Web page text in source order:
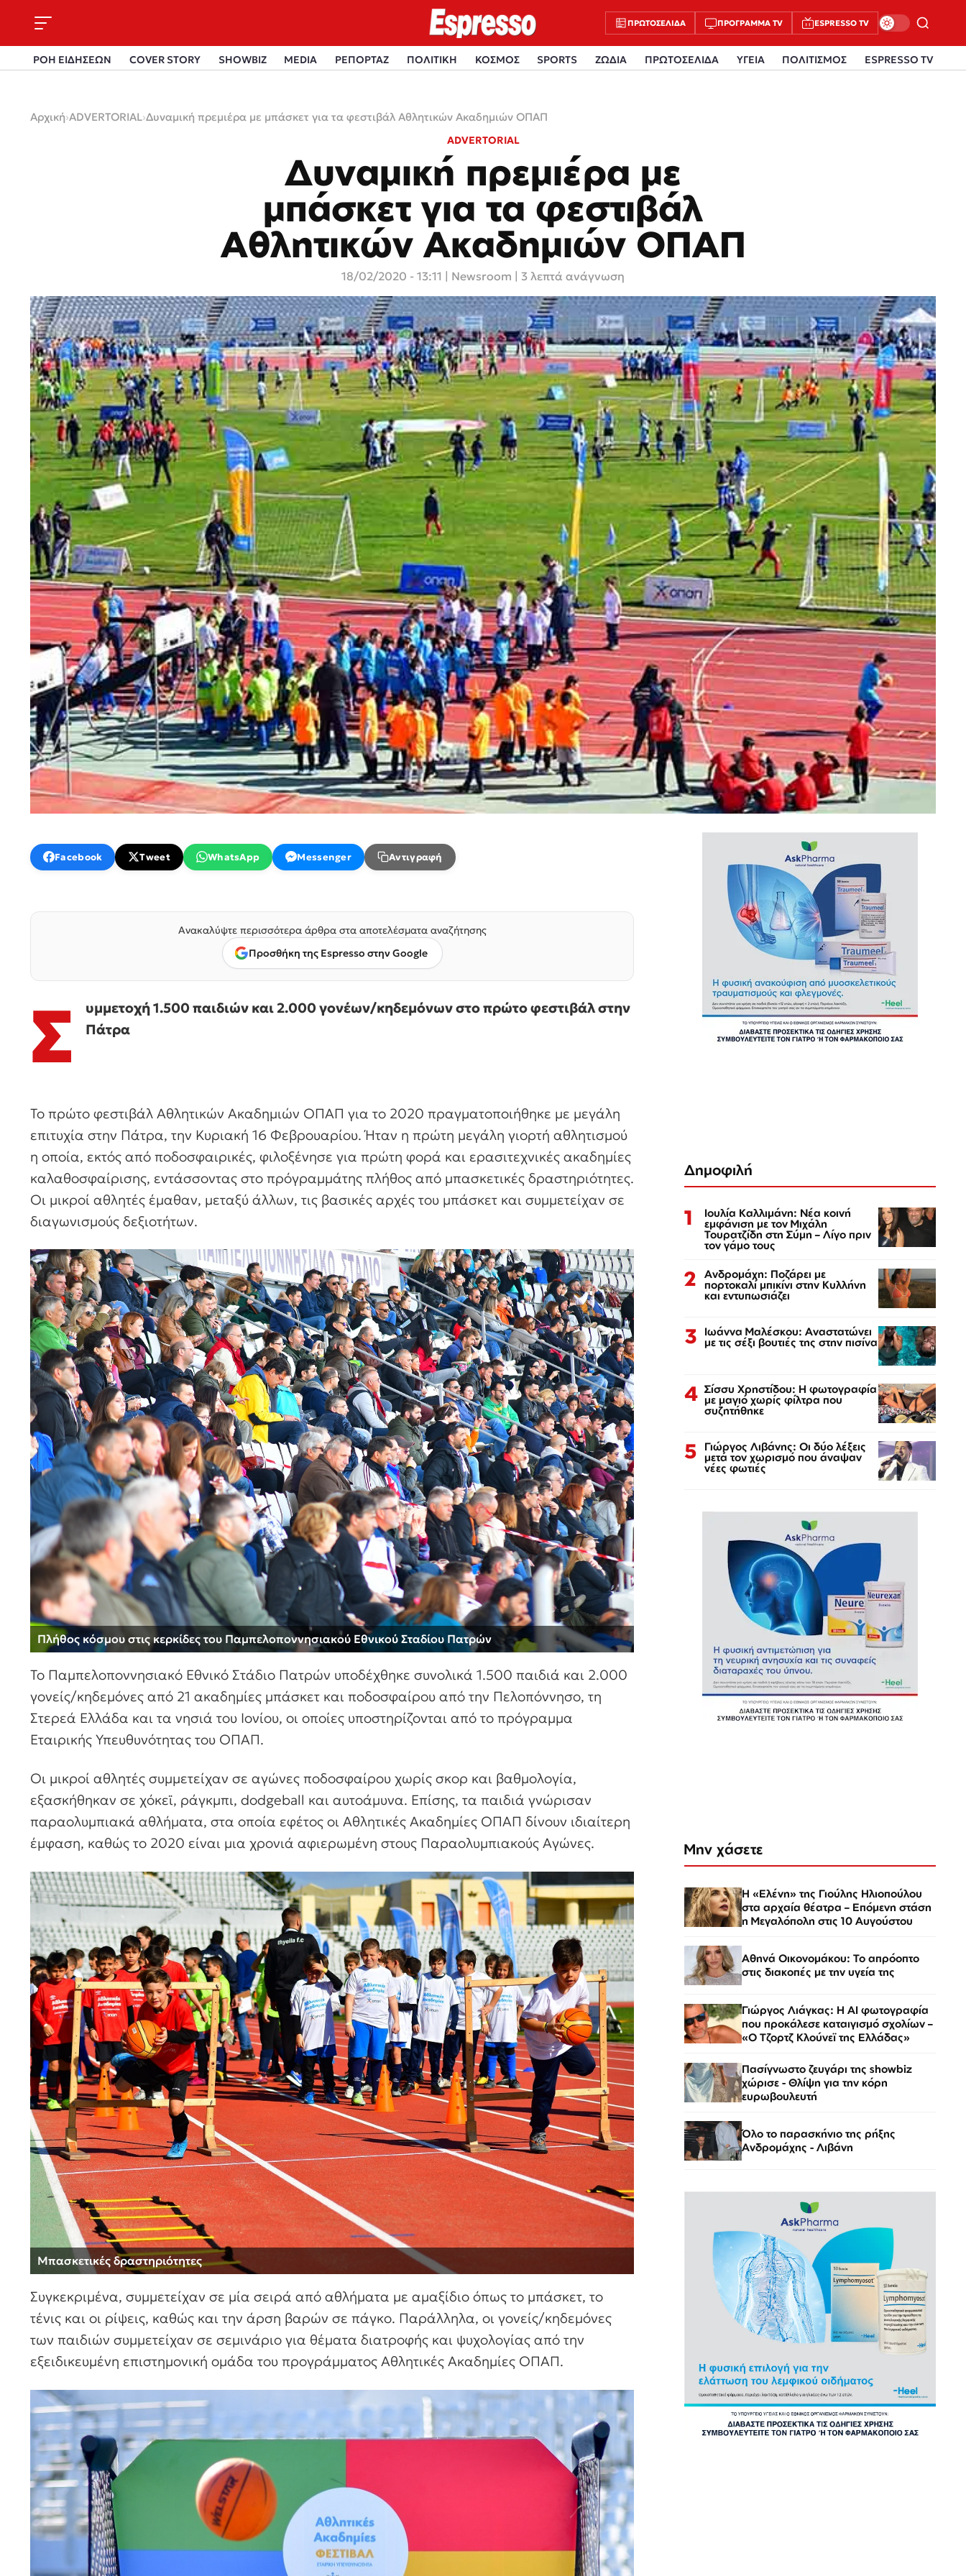
ΠΡΩΤΟΣΈΛΙΔΑ ΠΡΌΓΡΑΜΜΑ TV ESPRESSO TV
ΡΟΗ ΕΙΔΗΣΕΩΝ COVER STORY SHOWBIZ MEDIA ΡΕΠΟΡΤΑΖ ΠΟΛΙΤΙΚΗ ΚΟΣΜΟΣ SPORTS ΖΩΔΙΑ ΠΡΩΤΟΣΕΛΙΔΑ ΥΓΕΙΑ ΠΟΛΙΤΙΣΜΟΣ ESPRESSO TV
Αρχική›ADVERTORIAL›Δυναμική πρεμιέρα με μπάσκετ για τα φεστιβάλ Αθλητικών Ακαδημιών ΟΠΑΠ
ADVERTORIAL
Δυναμική πρεμιέρα με
μπάσκετ για τα φεστιβάλ
Αθλητικών Ακαδημιών ΟΠΑΠ
18/02/2020 - 13:11 Newsroom | 3 λεπτά ανάγνωση
Facebook Tweet WhatsApp Messenger Αντιγραφή
Ανακαλύψτε περισσότερα άρθρα στα αποτελέσματα αναζήτησης
Προσθήκη της Espresso στην Google
Σ
υμμετοχή 1.500 παιδιών και 2.000 γονέων/κηδεμόνων στο πρώτο φεστιβάλ στην
Πάτρα
Το πρώτο φεστιβάλ Αθλητικών Ακαδημιών ΟΠΑΠ για το 2020 πραγματοποιήθηκε με μεγάλη
επιτυχία στην Πάτρα, την Κυριακή 16 Φεβρουαρίου. Ήταν η πρώτη μεγάλη γιορτή αθλητισμού
η οποία, εκτός από ποδοσφαιρικές, φιλοξένησε για πρώτη φορά και ερασιτεχνικές ακαδημίες
καλαθοσφαίρισης, εντάσσοντας στο πρόγραμμάτης πλήθος από μπασκετικές δραστηριότητες.
Οι μικροί αθλητές έμαθαν, μεταξύ άλλων, τις βασικές αρχές του μπάσκετ και συμμετείχαν σε
διαγωνισμούς δεξιοτήτων.
Πλήθος κόσμου στις κερκίδες του Παμπελοποννησιακού Εθνικού Σταδίου Πατρών
Το Παμπελοποννησιακό Εθνικό Στάδιο Πατρών υποδέχθηκε συνολικά 1.500 παιδιά και 2.000
γονείς/κηδεμόνες από 21 ακαδημίες μπάσκετ και ποδοσφαίρου από την Πελοπόννησο, τη
Στερεά Ελλάδα και τα νησιά του Ιονίου, οι οποίες υποστηρίζονται από το πρόγραμμα
Εταιρικής Υπευθυνότητας του ΟΠΑΠ.
Οι μικροί αθλητές συμμετείχαν σε αγώνες ποδοσφαίρου χωρίς σκορ και βαθμολογία,
εξασκήθηκαν σε χόκεϊ, ράγκμπι, dodgeball και αυτοάμυνα. Επίσης, τα παιδιά γνώρισαν
παραολυμπιακά αθλήματα, στα οποία εφέτος οι Αθλητικές Ακαδημίες ΟΠΑΠ δίνουν ιδιαίτερη
έμφαση, καθώς το 2020 είναι μια χρονιά αφιερωμένη στους Παραολυμπιακούς Αγώνες.
Μπασκετικές δραστηριότητες
Συγκεκριμένα, συμμετείχαν σε μία σειρά από αθλήματα με αμαξίδιο όπως το μπάσκετ, το
τένις και οι ρίψεις, καθώς και την άρση βαρών σε πάγκο. Παράλληλα, οι γονείς/κηδεμόνες
των παιδιών συμμετείχαν σε σεμινάριο για θέματα διατροφής και ψυχολογίας από την
εξειδικευμένη επιστημονική ομάδα του προγράμματος Αθλητικές Ακαδημίες ΟΠΑΠ.
Δημοφιλή
1 Ιουλία Καλλιμάνη: Νέα κοινή
εμφάνιση με τον Μιχάλη
Τουρατζίδη στη Σύμη – Λίγο πριν
τον γάμο τους
2 Ανδρομάχη: Ποζάρει με
πορτοκαλί μπικίνι στην Κυλλήνη
και εντυπωσιάζει
3 Ιωάννα Μαλέσκου: Αναστατώνει
με τις σέξι βουτιές της στην πισίνα
4 Σίσσυ Χρηστίδου: Η φωτογραφία
με μαγιό χωρίς φίλτρα που
συζητήθηκε
5 Γιώργος Λιβάνης: Οι δύο λέξεις
μετά τον χωρισμό που άναψαν
νέες φωτιές
Μην χάσετε
Η «Ελένη» της Γιούλης Ηλιοπούλου
στα αρχαία θέατρα – Επόμενη στάση
η Μεγαλόπολη στις 10 Αυγούστου
Αθηνά Οικονομάκου: Το απρόοπτο
στις διακοπές με την υγεία της
Γιώργος Λιάγκας: Η AI φωτογραφία
που προκάλεσε καταιγισμό σχολίων –
«Ο Τζορτζ Κλούνεϊ της Ελλάδας»
Πασίγνωστο ζευγάρι της showbiz
χώρισε - Θλίψη για την κόρη
ευρωβουλευτή
Όλο το παρασκήνιο της ρήξης
Ανδρομάχης - Λιβάνη